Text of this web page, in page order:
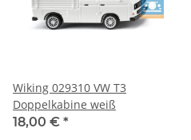
Wiking 029310 VW T3
Doppelkabine weiß
18,00 € *